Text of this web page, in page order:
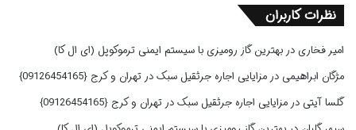
نظرات کاربران
امیر فخاریدربهترین گاز رومیزی با سیستم ایمنی ترموکوپل (ای ال کا)
مژگان ابراهیمی درمزایایی اجاره جرثقیل سبک در تهران و کرج {09126454165}
گلسا آیتی درمزایایی اجاره جرثقیل سبک در تهران و کرج {09126454165}